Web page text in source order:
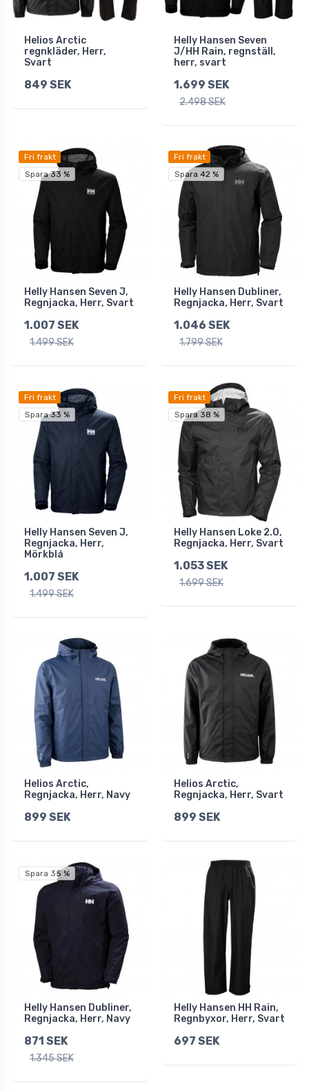
Helios Arctic
regnkläder, Herr,
Svart
849 SEK
Helly Hansen Seven
J/HH Rain, regnställ,
herr, svart
1.699 SEK
2.498 SEK
Fri frakt
Spara 33 %
Helly Hansen Seven J,
Regnjacka, Herr, Svart
1.007 SEK
1.499 SEK
Fri frakt
Spara 42 %
Helly Hansen Dubliner,
Regnjacka, Herr, Svart
1.046 SEK
1.799 SEK
Fri frakt
Spara 33 %
Helly Hansen Seven J,
Regnjacka, Herr,
Mörkblå
1.007 SEK
1.499 SEK
Fri frakt
Spara 38 %
Helly Hansen Loke 2.0,
Regnjacka, Herr, Svart
1.053 SEK
1.699 SEK
Helios Arctic,
Regnjacka, Herr, Navy
899 SEK
Helios Arctic,
Regnjacka, Herr, Svart
899 SEK
Spara 35 %
Helly Hansen Dubliner,
Regnjacka, Herr, Navy
871 SEK
1.345 SEK
Helly Hansen HH Rain,
Regnbyxor, Herr, Svart
697 SEK